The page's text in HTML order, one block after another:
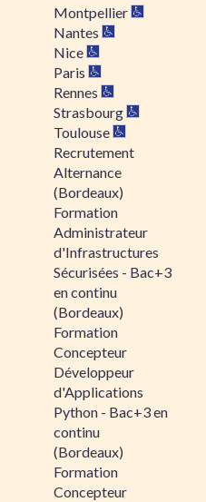
Montpellier
Nantes
Nice
Paris
Rennes
Strasbourg
Toulouse
Recrutement
Alternance
(Bordeaux)
Formation
Administrateur
d'Infrastructures
Sécurisées - Bac+3
en continu
(Bordeaux)
Formation
Concepteur
Développeur
d'Applications
Python - Bac+3 en
continu
(Bordeaux)
Formation
Concepteur